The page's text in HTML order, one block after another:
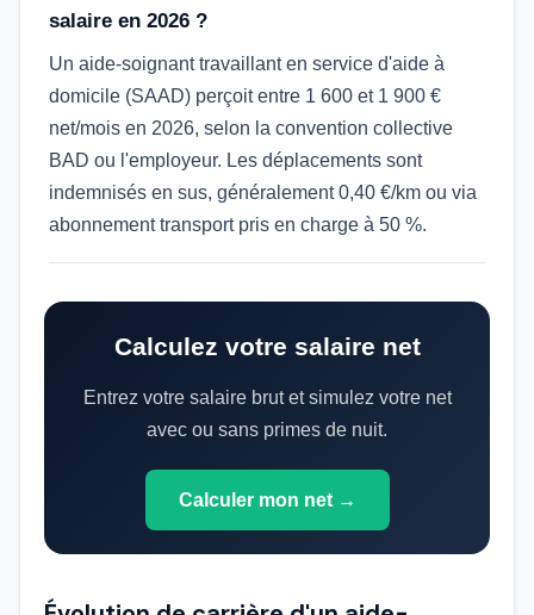
salaire en 2026 ?
Un aide-soignant travaillant en service d'aide à
domicile (SAAD) perçoit entre 1 600 et 1 900 €
net/mois en 2026, selon la convention collective
BAD ou l'employeur. Les déplacements sont
indemnisés en sus, généralement 0,40 €/km ou via
abonnement transport pris en charge à 50 %.
Calculez votre salaire net
Entrez votre salaire brut et simulez votre net
avec ou sans primes de nuit.
Calculer mon net →